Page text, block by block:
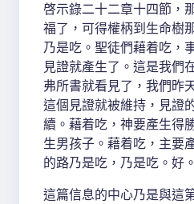
啓示錄二十二章十四節，
福了，可得權柄到生命樹
乃是吃。聖徒們藉着吃，
見證就產生了。這是我們
弗所書就看見了，我們昨
這個見證就被維持，見證
續。藉着吃，神要產生得
生男孩子。藉着吃，主要
的路乃是吃，乃是吃。好。
這篇信息的中心乃是與這